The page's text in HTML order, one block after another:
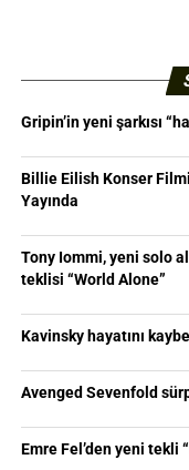
Gripin’in yeni şarkısı
Billie Eilish Konser
Yayında
Tony Iommi, yeni solo
teklisi “World Alone”
Kavinsky hayatını
Avenged Sevenfold
Emre Fel’den yeni tekli